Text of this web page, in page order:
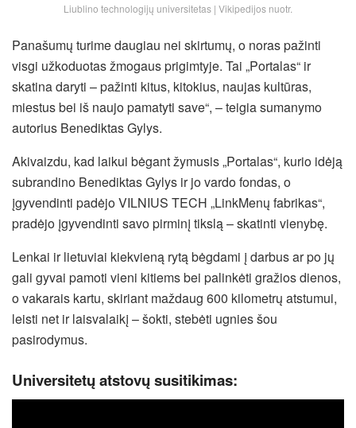
Liublino technologijų universitetas | Vikipedijos nuotr.
Panašumų turime daugiau nei skirtumų, o noras pažinti
visgi užkoduotas žmogaus prigimtyje. Tai „Portalas“ ir
skatina daryti – pažinti kitus, kitokius, naujas kultūras,
miestus bei iš naujo pamatyti save“, – teigia sumanymo
autorius Benediktas Gylys.
Akivaizdu, kad laikui bėgant žymusis „Portalas“, kurio idėją
subrandino Benediktas Gylys ir jo vardo fondas, o
įgyvendinti padėjo VILNIUS TECH „LinkMenų fabrikas“,
pradėjo įgyvendinti savo pirminį tikslą – skatinti vienybę.
Lenkai ir lietuviai kiekvieną rytą bėgdami į darbus ar po jų
gali gyvai pamoti vieni kitiems bei palinkėti gražios dienos,
o vakarais kartu, skiriant maždaug 600 kilometrų atstumui,
leisti net ir laisvalaikį – šokti, stebėti ugnies šou
pasirodymus.
Universitetų atstovų susitikimas: